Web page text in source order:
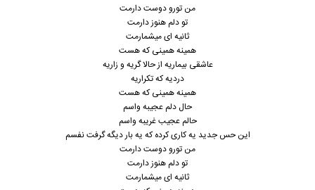
من تورو دوست دارمت
تو دلم هنوز دارمت
ثانیه ای میشمارمت
همینه همینی که هست
عاشقی بیماریه از حالا گریه و زاریه
دردیه که تکراریه
همینه همینی که هست
حال دلم عجیبه واسم
حالم عجیب غریبه واسم
این حس جدید یه کاری کرده که یه بار دیگه گرفت نفسم
من تورو دوست دارمت
تو دلم هنوز دارمت
ثانیه ای میشمارمت